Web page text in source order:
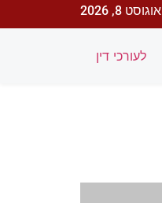
אוגוסט 8, 2026
לעורכי דין